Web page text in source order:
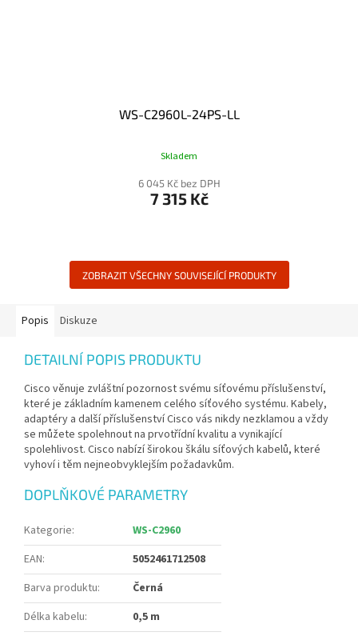
WS-C2960L-24PS-LL
Skladem
6 045 Kč bez DPH
7 315 Kč
ZOBRAZIT VŠECHNY SOUVISEJÍCÍ PRODUKTY
Popis Diskuze
DETAILNÍ POPIS PRODUKTU
Cisco věnuje zvláštní pozornost svému síťovému příslušenství,
které je základním kamenem celého síťového systému. Kabely,
adaptéry a další příslušenství Cisco vás nikdy nezklamou a vždy
se můžete spolehnout na prvotřídní kvalitu a vynikající
spolehlivost. Cisco nabízí širokou škálu síťových kabelů, které
vyhoví i těm nejneobvyklejším požadavkům.
DOPLŇKOVÉ PARAMETRY
Kategorie:
WS-C2960
EAN:
5052461712508
Barva produktu:
Černá
Délka kabelu:
0,5 m